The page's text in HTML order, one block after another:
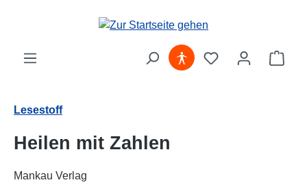
Zum Hauptinhalt springen
Lesestoff
Heilen mit Zahlen
Mankau Verlag